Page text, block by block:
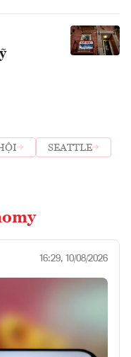
SEATTLE
16:29, 10/08/2026